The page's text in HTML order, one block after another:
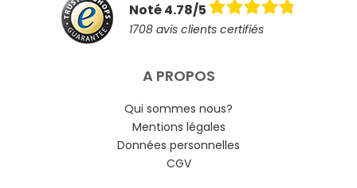
Noté 4.78/5
1708 avis clients certifiés
A PROPOS
Qui sommes nous?
Mentions légales
Données personnelles
CGV